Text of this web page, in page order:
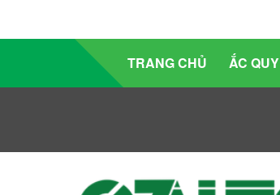
TRANG CHỦ ẮC QUY